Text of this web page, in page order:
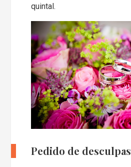
quintal.
Pedido de desculpas